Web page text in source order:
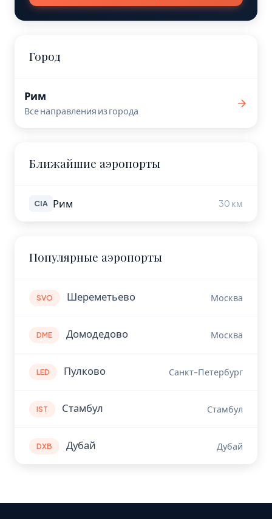
Город
Рим
Все направления из города
Ближайшие аэропорты
CIA Рим 30 км
Популярные аэропорты
SVO Шереметьево Москва
DME Домодедово Москва
LED Пулково Санкт-Петербург
IST Стамбул Стамбул
DXB Дубай Дубай